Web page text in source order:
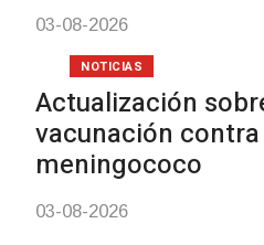
03-08-2026
Actualización
vacunación
meningococo
03-08-2026
NOTICIAS